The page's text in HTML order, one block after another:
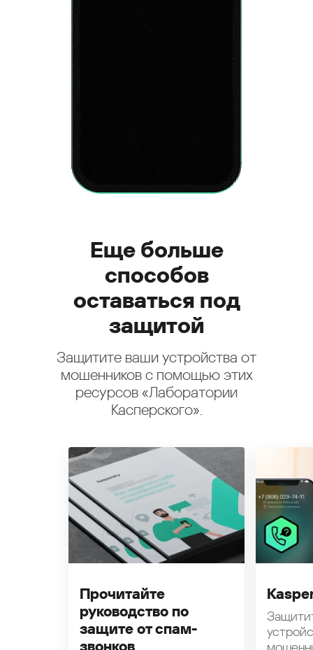
Еще больше
способов
оставаться под
защитой
Защитите ваши устройства от
мошенников с помощью этих
ресурсов «Лаборатории
Касперского».
Прочитайте
руководство по
защите от спам-
звонков